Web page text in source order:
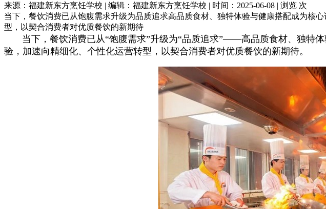
来源：福建新东方烹饪学校 | 编辑：福建新东方烹饪学校 | 时间：2025-06-08 | 浏览 次
当下，餐饮消费已从饱腹需求升级为品质追求高品质食材、独特体验与健康搭配成为核
型，以契合消费者对优质餐饮的新期待
当下，餐饮消费已从“饱腹需求”升级为“品质追求”——高品质食材、独特体
验，加速向精细化、个性化运营转型，以契合消费者对优质餐饮的新期待。